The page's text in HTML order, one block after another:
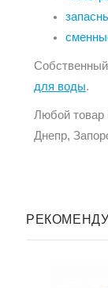
для воды.
Любой товар
Днепр,